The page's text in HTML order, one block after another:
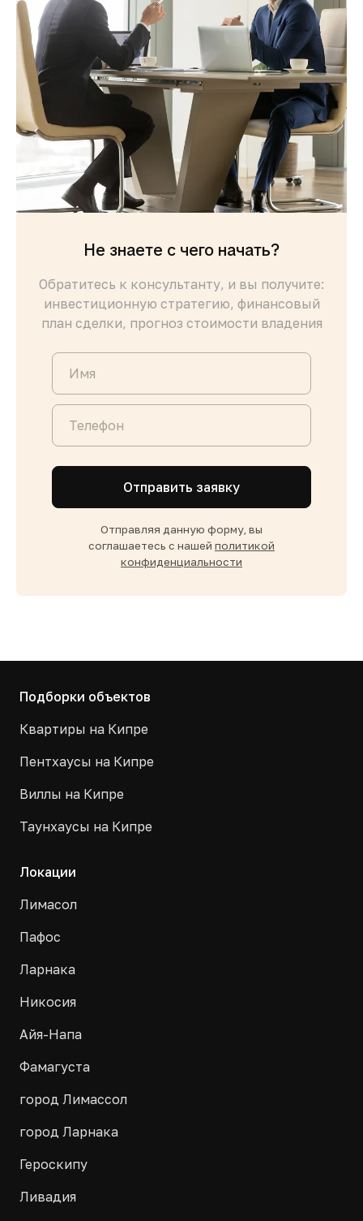
Не знаете с чего начать?
Обратитесь к консультанту, и вы получите:
инвестиционную стратегию, финансовый
план сделки, прогноз стоимости владения
Отправить заявку
Отправляя данную форму, вы
соглашаетесь с нашей политикой
конфиденциальности
Подборки объектов
Квартиры на Кипре
Пентхаусы на Кипре
Виллы на Кипре
Таунхаусы на Кипре
Локации
Лимасол
Пафос
Ларнака
Никосия
Айя-Напа
Фамагуста
город Лимассол
город Ларнака
Героскипу
Ливадия